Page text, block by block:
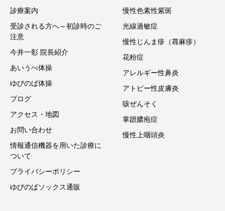
診療案内
受診される方へ～初診時のご
注意
今井一彰 院長紹介
あいうべ体操
ゆびのば体操
ブログ
アクセス・地図
お問い合わせ
情報通信機器を用いた診療に
ついて
プライバシーポリシー
ゆびのばソックス通販
慢性色素性紫斑
光線過敏症
慢性じんま疹（蕁麻疹）
花粉症
アレルギー性鼻炎
アトピー性皮膚炎
咳ぜんそく
掌蹠膿疱症
慢性上咽頭炎